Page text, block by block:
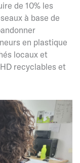
de 10% les
à base de
en plastique
locaux et
recyclables et